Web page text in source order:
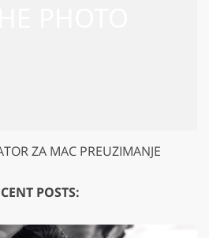
ZA MAC PREUZIMANJE
POSTS: